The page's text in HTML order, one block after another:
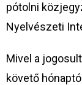
pótolni
Nyelvészeti
Mivel a
követő